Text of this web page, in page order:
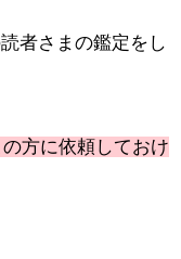
者さまの鑑定をし
方に依頼しておけ